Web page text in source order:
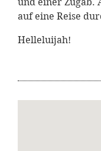
auf eine Reise
Helleluijah!